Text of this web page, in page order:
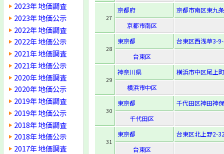
2023年 地価調査
2023年 地価公示
2022年 地価調査
2022年 地価公示
2021年 地価調査
2021年 地価公示
2020年 地価調査
2020年 地価公示
2019年 地価調査
2019年 地価公示
2018年 地価調査
2018年 地価公示
2017年 地価調査
27
京都府
京都市南区東九
京都市南区
28
東京都
台東区西浅草3-
台東区
29
神奈川県
横浜市中区尾上
横浜市中区
30
東京都
千代田区神田神
千代田区
31
東京都
台東区北上野2-
台東区